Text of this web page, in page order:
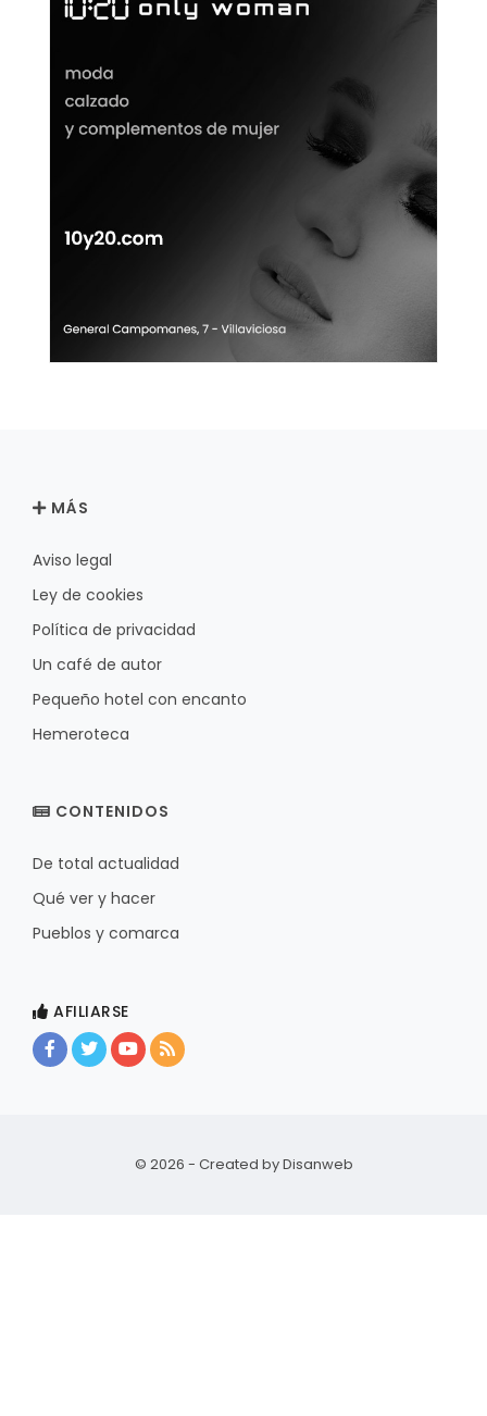
MÁS
Aviso legal
Ley de cookies
Política de privacidad
Un café de autor
Pequeño hotel con encanto
Hemeroteca
CONTENIDOS
De total actualidad
Qué ver y hacer
Pueblos y comarca
AFILIARSE
© 2026 - Created byDisanweb